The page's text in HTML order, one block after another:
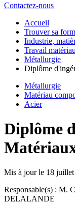
Contactez-nous
Accueil
Trouver sa
Industrie,
Travail matériau
Métallurgie
Diplôme
Métallurgie
Matériau
Acier
Diplôme
Mis à jour le 18
Responsable(s) : M.
DELALANDE